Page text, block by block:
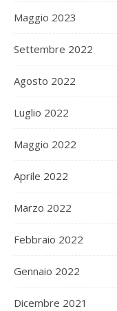
Maggio 2023
Settembre 2022
Agosto 2022
Luglio 2022
Maggio 2022
Aprile 2022
Marzo 2022
Febbraio 2022
Gennaio 2022
Dicembre 2021